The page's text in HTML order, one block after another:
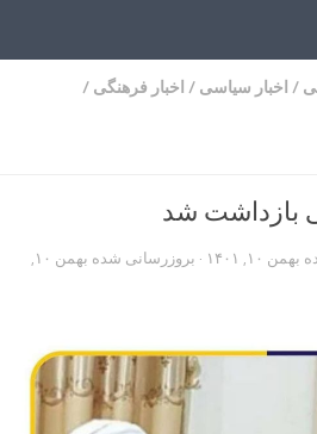
/ اخبار سیاسی / اخبار فرهنگی /
بازداشت شد
بهمن ۱۰, ۱۴۰۱ · بروزرسانی شده
بهمن ۱۰,